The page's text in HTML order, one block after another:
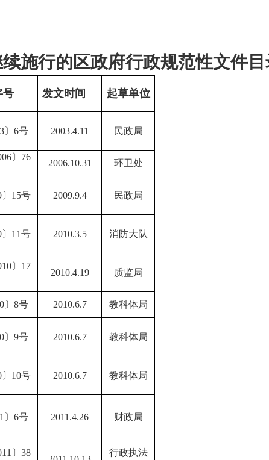
施行的区政府行政规范性文件目
号 发文时间 起草单位
〕6号 2003.4.11 民政局
〕76
2006.10.31 环卫处
15号 2009.9.4 民政局
11号 2010.3.5 消防大队
〕17
2010.4.19 质监局
〕8号 2010.6.7 教科体局
〕9号 2010.6.7 教科体局
10号 2010.6.7 教科体局
〕6号 2011.4.26 财政局
〕38
行政执法